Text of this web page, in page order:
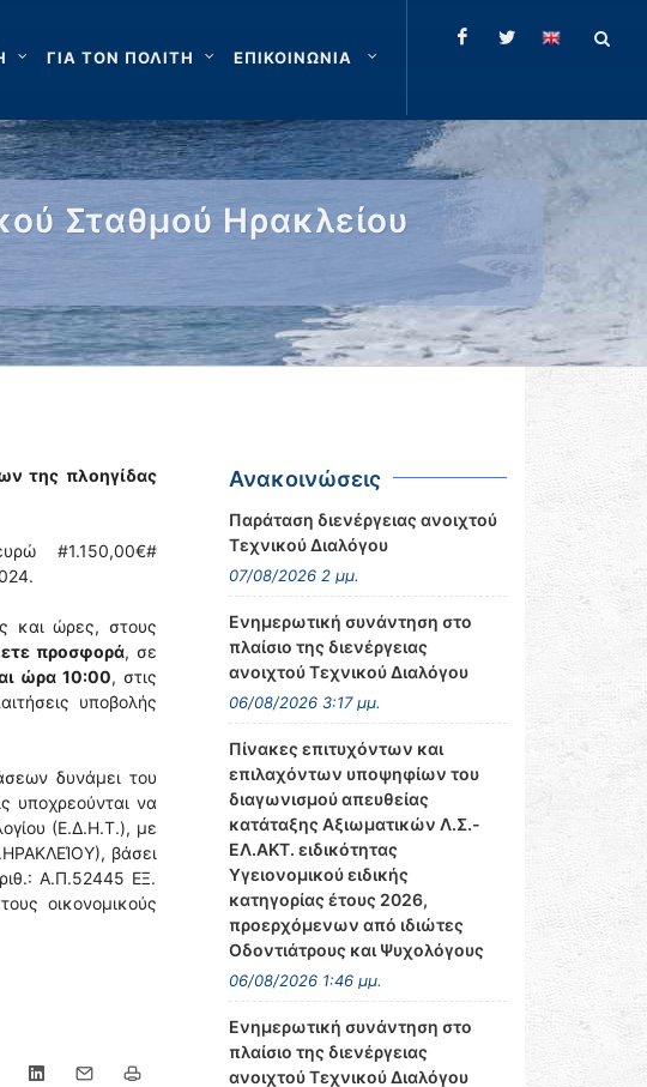
ΓΙΑ ΤΟΝ ΠΟΛΙΤΗ ΕΠΙΚΟΙΝΩΝΙΑ
Σταθμού Ηρακλείου
της πλοηγίδας
#1.150,00€#
και ώρες, στους
προσφορά, σε
ώρα 10:00, στις
υποβολής
δυνάμει του
υποχρεούνται να
(Ε.Δ.Η.Τ.), με
βάσει
Α.Π.52445 ΕΞ.
οικονομικούς
Ανακοινώσεις
Παράταση διενέργειας ανοιχτού
Τεχνικού Διαλόγου
07/08/2026 2 μμ.
Ενημερωτική συνάντηση στο
πλαίσιο της διενέργειας
ανοιχτού Τεχνικού Διαλόγου
06/08/2026 3:17 μμ.
Πίνακες επιτυχόντων και
επιλαχόντων υποψηφίων του
διαγωνισμού απευθείας
κατάταξης Αξιωματικών Λ.Σ.-
ΕΛ.ΑΚΤ. ειδικότητας
Υγειονομικού ειδικής
κατηγορίας έτους 2026,
προερχόμενων από ιδιώτες
Οδοντιάτρους και Ψυχολόγους
06/08/2026 1:46 μμ.
Ενημερωτική συνάντηση στο
πλαίσιο της διενέργειας
ανοιχτού Τεχνικού Διαλόγου